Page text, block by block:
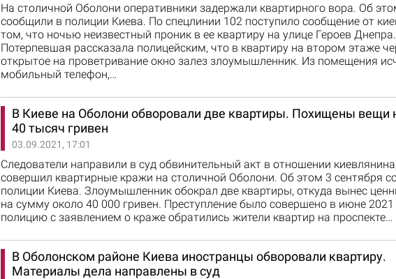
На столичной Оболони оперативники задержали квартирного вора. Об
сообщили в полиции Киева. По спецлинии 102 поступило сообщение от
том, что ночью неизвестный проник в ее квартиру на улице Героев Днепра.
Потерпевшая рассказала полицейским, что в квартиру на втором этаже
открытое на проветривание окно залез злоумышленник. Из помещения
мобильный телефон,…
В Киеве на Оболони обворовали две квартиры. Похищены вещи
40 тысяч гривен
03.09.2021, 17:01
Следователи направили в суд обвинительный акт в отношении
совершил квартирные кражи на столичной Оболони. Об этом 3 сентября
полиции Киева. Злоумышленник обокрал две квартиры, откуда вынес
на сумму около 40 000 гривен. Преступление было совершено в июне 2021
полицию с заявлением о краже обратились жители квартир на проспекте…
В Оболонском районе Киева иностранцы обворовали квартиру.
Материалы дела направлены в суд